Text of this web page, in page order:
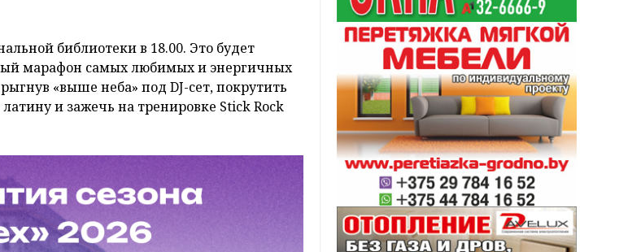
библиотеки в 18.00. Это будет
марафон самых любимых и энергичных
«выше неба» под DJ-сет, покрутить
и зажечь на тренировке Stick Rock